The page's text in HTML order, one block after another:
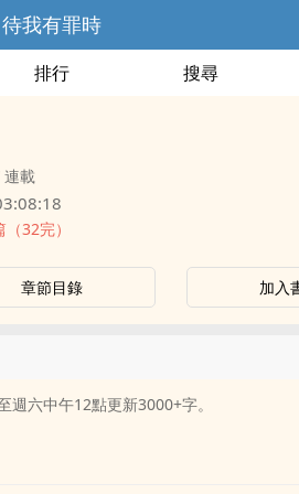
待我有罪時
排行 搜尋
連載
32完）
章節目錄 加入
週六中午12點更新3000+字。